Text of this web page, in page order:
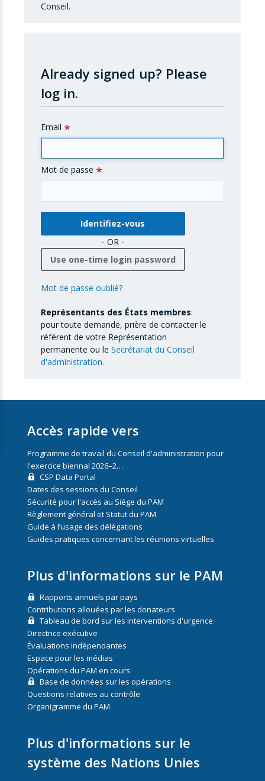
Conseil.
Already signed up? Please
log in.
Email
Mot de passe
- OR -
Use one-time login password
Mot de passe oublié?
Représentants des États membres:
pour toute demande, prière de contacter le
référent de votre Représentation
permanente ou le Secrétariat du Conseil
d'administration.
Accès rapide vers
Programme de travail du Conseil d'administration pour
l'exercice biennal 2026–2…
CSP Data Portal
Dates des sessions du Conseil
Sécurité pour l'accès au Siège du PAM
Règlement général et Statut du PAM
Guide à l’usage des délégations
Guides pratiques concernant les réunions virtuelles
Plus d'informations sur le PAM
Rapports annuels par pays
Contributions allouées par les donateurs
Tableau de bord sur les interventions d'urgence
Directrice exécutive
Évaluations indépendantes
Espace pour les médias
Opérations du PAM en cours
Base de données sur les opérations
Questions relatives au contrôle
Organigramme du PAM
Plus d'informations sur le
système des Nations Unies